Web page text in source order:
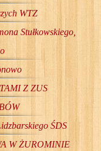
WTZ
Stułkowskiego,
Z ZUS
ŚDS
W ŻUROMINIE